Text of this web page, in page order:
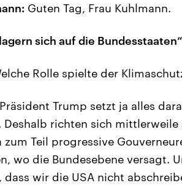
Guten Tag, Frau Kuhlmann.
sich auf die Bundesstaaten“
Rolle spielte der
Präsident Trump setzt ja alles
richten sich
Teil progressive
wo die Bundesebene versagt.
dass wir die USA nicht